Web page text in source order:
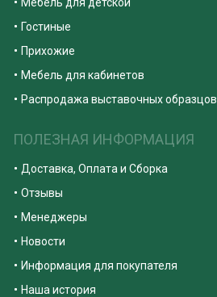
Гостиные
Прихожие
Мебель для кабинетов
Распродажа выставочных образцов
ПОЛЕЗНАЯ ИНФОРМАЦИЯ
Доставка, Оплата и Сборка
Отзывы
Менеджеры
Новости
Информация для покупателя
Наша история